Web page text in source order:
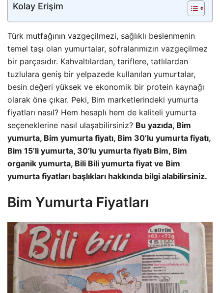
Kolay Erişim
Türk mutfağının vazgeçilmezi, sağlıklı beslenmenin
temel taşı olan yumurtalar, sofralarımızın vazgeçilmez
bir parçasıdır. Kahvaltılardan, tariflere, tatlılardan
tuzlulara geniş bir yelpazede kullanılan yumurtalar,
besin değeri yüksek ve ekonomik bir protein kaynağı
olarak öne çıkar. Peki, Bim marketlerindeki yumurta
fiyatları nasıl? Hem hesaplı hem de kaliteli yumurta
seçeneklerine nasıl ulaşabilirsiniz? Bu yazıda, Bim
yumurta, Bim yumurta fiyatı, Bim 30’lu yumurta fiyatı,
Bim 15’li yumurta, 30’lu yumurta fiyatı Bim, Bim
organik yumurta, Bili Bili yumurta fiyat ve Bim
yumurta fiyatları başlıkları hakkında bilgi alabilirsiniz.
Bim Yumurta Fiyatları